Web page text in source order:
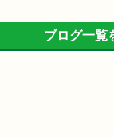
ブログ一覧